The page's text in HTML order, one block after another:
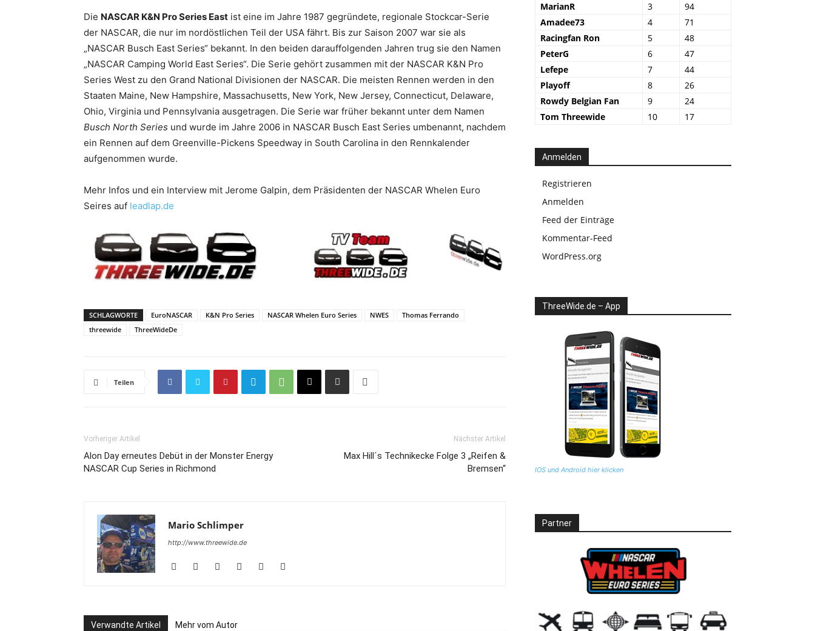
Die NASCAR K&N Pro Series East ist eine im Jahre 1987 gegründete, regionale Stockcar-Serie
der NASCAR, die nur im nordöstlichen Teil der USA fährt. Bis zur Saison 2007 war sie als
„NASCAR Busch East Series“ bekannt. In den beiden darauffolgenden Jahren trug sie den Namen
„NASCAR Camping World East Series“. Die Serie gehört zusammen mit der NASCAR K&N Pro
Series West zu den Grand National Divisionen der NASCAR. Die meisten Rennen werden in den
Staaten Maine, New Hampshire, Massachusetts, New York, New Jersey, Connecticut, Delaware,
Ohio, Virginia und Pennsylvania ausgetragen. Die Serie war früher bekannt unter dem Namen
Busch North Series und wurde im Jahre 2006 in NASCAR Busch East Series umbenannt, nachdem
ein Rennen auf dem Greenville-Pickens Speedway in South Carolina in den Rennkalender
aufgenommen wurde.
Mehr Infos und ein Interview mit Jerome Galpin, dem Präsidenten der NASCAR Whelen Euro
Seires auf leadlap.de
SCHLAGWORTE EuroNASCAR K&N Pro Series NASCAR Whelen Euro Series NWES
Thomas Ferrando
threewide
ThreeWideDe
Teilen
Vorheriger Artikel
Alon Day erneutes Debüt in der Monster Energy
NASCAR Cup Series in Richmond
Nächster Artikel
Max Hill´s Technikecke Folge 3 „Reifen &
Bremsen“
Mario Schlimper
http://www.threewide.de
Verwandte Artikel Mehr vom Autor
MarianR
3
94
Amadee73
4
71
Racingfan Ron
5
48
PeterG
6
47
Lefepe
7
44
Playoff
8
26
Rowdy Belgian Fan
9
24
Tom Threewide
10 17
Anmelden
Registrieren
Anmelden
Feed der Einträge
Kommentar-Feed
WordPress.org
ThreeWide.de – App
IOS und Android hier klicken
Partner